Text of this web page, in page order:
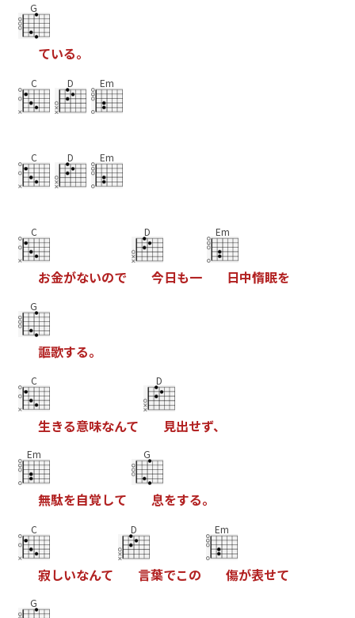
G
ている。
C D Em
C D Em
C
お金がないので
D
今日も一
Em
日中惰眠を
G
謳歌する。
C
生きる意味なんて
D
見出せず、
Em
無駄を自覚して
G
息をする。
C
寂しいなんて
D
言葉でこの
Em
傷が表せて
G